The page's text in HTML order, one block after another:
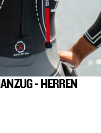
- HERREN